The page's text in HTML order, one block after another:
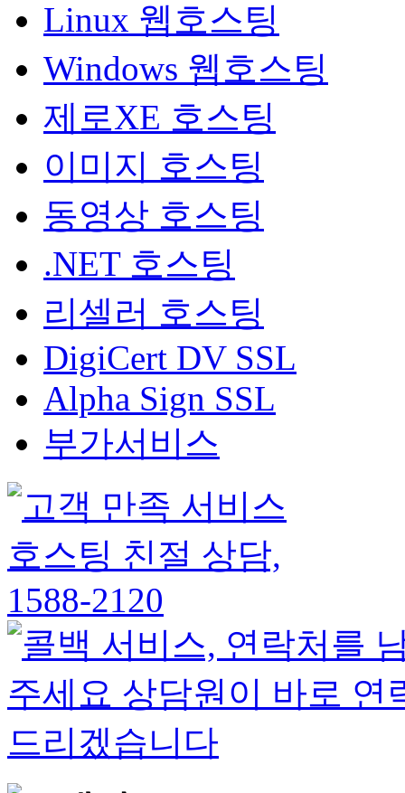
Linux 웹호스팅
Windows 웹호스팅
제로XE 호스팅
이미지 호스팅
동영상 호스팅
.NET 호스팅
리셀러 호스팅
DigiCert DV SSL
Alpha Sign SSL
부가서비스